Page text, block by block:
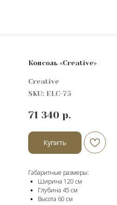
Консоль «Creative»
Creative
SKU: ELC-75
71 340 р.
Купить
Габаритные размеры:
Ширина 120 см
Глубина 45 см
Высота 60 cм